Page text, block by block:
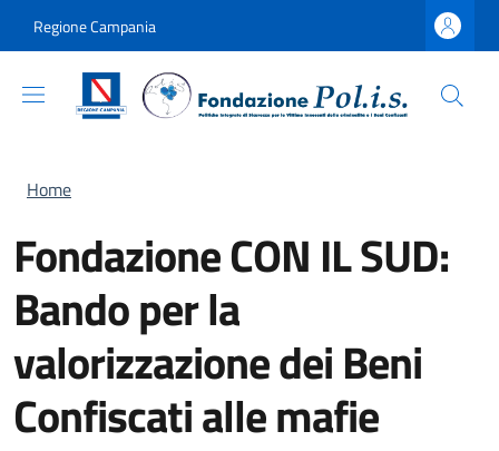
Regione Campania
Briciole di pane
Home
Fondazione CON IL SUD:
Bando per la
valorizzazione dei Beni
Confiscati alle mafie